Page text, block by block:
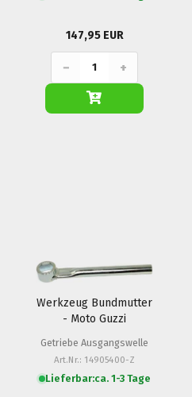
147,95 EUR
− +
Werkzeug Bundmutter
- Moto Guzzi
Getriebe Ausgangswelle
Art.Nr.: 14905400-Z
Lieferbar:ca. 1-3 Tage